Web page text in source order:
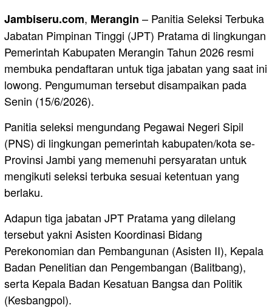
Jambiseru.com, Merangin – Panitia Seleksi Terbuka
Jabatan Pimpinan Tinggi (JPT) Pratama di lingkungan
Pemerintah Kabupaten Merangin Tahun 2026 resmi
membuka pendaftaran untuk tiga jabatan yang saat ini
lowong. Pengumuman tersebut disampaikan pada
Senin (15/6/2026).
Panitia seleksi mengundang Pegawai Negeri Sipil
(PNS) di lingkungan pemerintah kabupaten/kota se-
Provinsi Jambi yang memenuhi persyaratan untuk
mengikuti seleksi terbuka sesuai ketentuan yang
berlaku.
Adapun tiga jabatan JPT Pratama yang dilelang
tersebut yakni Asisten Koordinasi Bidang
Perekonomian dan Pembangunan (Asisten II), Kepala
Badan Penelitian dan Pengembangan (Balitbang),
serta Kepala Badan Kesatuan Bangsa dan Politik
(Kesbangpol).